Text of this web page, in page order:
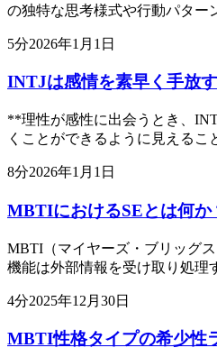
の独特な思考様式や行動パター
5分2026年1月1日
INTJは感情を素早く手放す
**理性が感性に出会うとき、
くことができるように見えるこ
8分2026年1月1日
MBTIにおけるSEとは何
MBTI（マイヤーズ・ブリッグ
機能は外部情報を受け取り処理
4分2025年12月30日
MBTI性格タイプの希少性